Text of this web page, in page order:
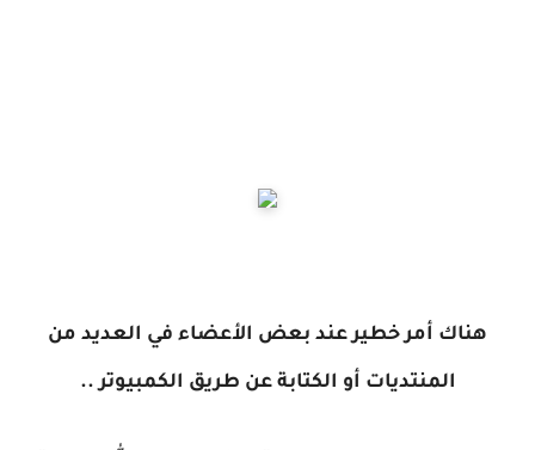
هناك أمر خطير عند بعض الأعضاء في العديد من
المنتديات أو الكتابة عن طريق الكمبيوتر ..